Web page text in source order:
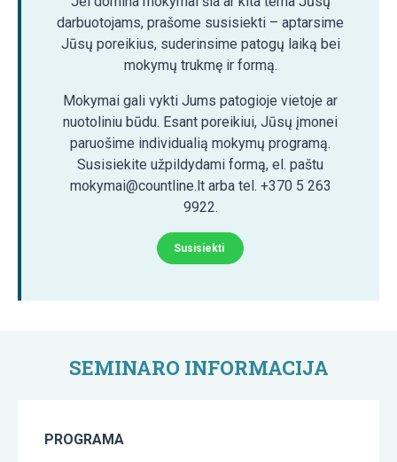
darbuotojams, prašome susisiekti – aptarsime
Jūsų poreikius, suderinsime patogų laiką bei
mokymų trukmę ir formą.
Mokymai gali vykti Jums patogioje vietoje ar
nuotoliniu būdu. Esant poreikiui, Jūsų įmonei
paruošime individualią mokymų programą.
Susisiekite užpildydami formą, el. paštu
mokymai@countline.lt arba tel. +370 5 263
9922.
Susisiekti
SEMINARO INFORMACIJA
PROGRAMA